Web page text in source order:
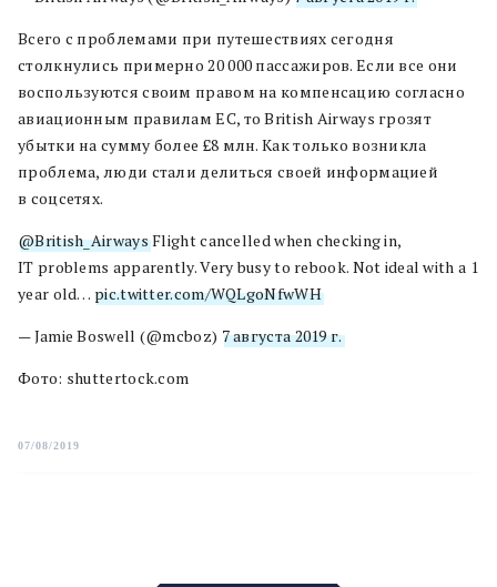
Всего с проблемами при путешествиях сегодня
столкнулись примерно 20 000 пассажиров. Если все они
воспользуются своим правом на компенсацию согласно
авиационным правилам ЕС, то British Airways грозят
убытки на сумму более £8 млн. Как только возникла
проблема, люди стали делиться своей информацией
в соцсетях.
@British_AirwaysFlight cancelled when checking in,
IT problems apparently. Very busy to rebook. Not ideal with a 1
year old… pic.twitter.com/WQLgoNfwWH
— Jamie Boswell (@mcboz) 7 августа 2019 г.
Фото: shuttertock.com
07/08/2019